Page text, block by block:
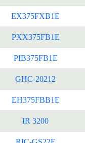
EX375FXB1E
PXX375FB1E
PIB375FB1E
GHC-20212
EH375FBB1E
IR 3200